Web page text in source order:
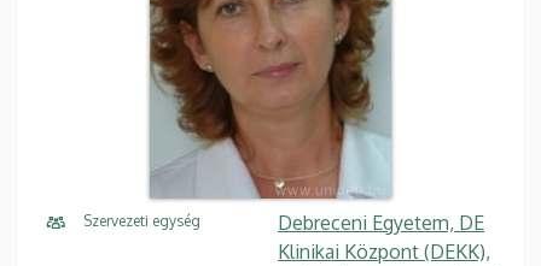
Szervezeti egység
Debreceni Egyetem, DE
Klinikai Központ (DEKK),